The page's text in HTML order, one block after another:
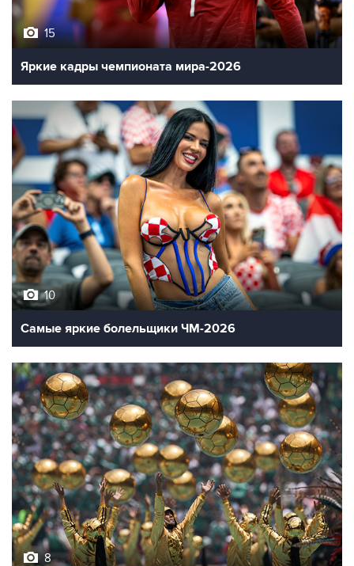
15
Яркие кадры чемпионата мира-2026
10
Самые яркие болельщики ЧМ-2026
8